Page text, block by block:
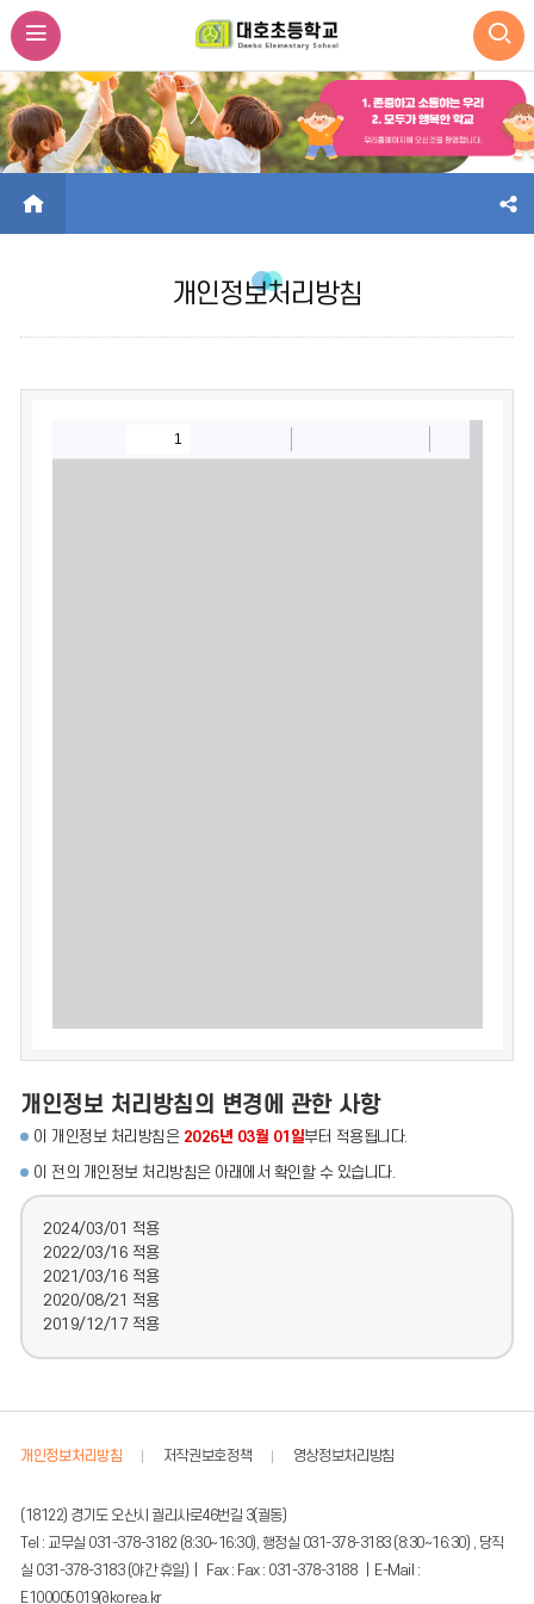
HOME
개인정보처리방침
개인정보 처리방침의 변경에 관한 사항
이 개인정보 처리방침은 2026년 03월 01일부터 적용됩니다.
이 전의 개인정보 처리방침은 아래에서 확인할 수 있습니다.
2024/03/01 적용
2022/03/16 적용
2021/03/16 적용
2020/08/21 적용
2019/12/17 적용
개인정보처리방침 저작권보호정책 영상정보처리방침
(18122) 경기도 오산시 궐리사로46번길 3(궐동)
Tel : 교무실 031-378-3182 (8:30~16:30), 행정실 031-378-3183 (8:30~16:30) , 당직
실 031-378-3183 (야간 휴일) | Fax : Fax : 031-378-3188 | E-Mail :
E100005019@korea.kr